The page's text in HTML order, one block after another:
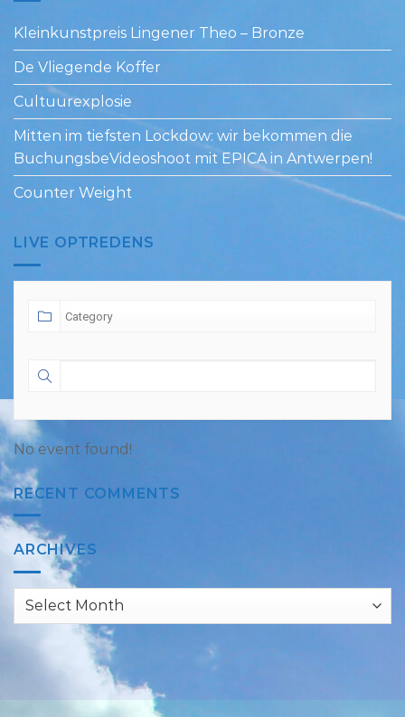
Kleinkunstpreis Lingener Theo – Bronze
De Vliegende Koffer
Cultuurexplosie
Mitten im tiefsten Lockdow: wir bekommen die
BuchungsbeVideoshoot mit EPICA in Antwerpen!
Counter Weight
LIVE OPTREDENS
No event found!
RECENT COMMENTS
ARCHIVES
Archives